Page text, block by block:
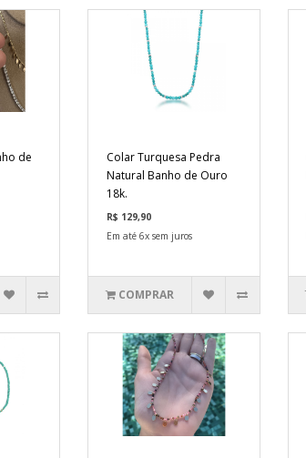
de
Colar Turquesa Pedra
Natural Banho de Ouro
18k.
R$ 129,90
Em até 6x sem juros
COMPRAR